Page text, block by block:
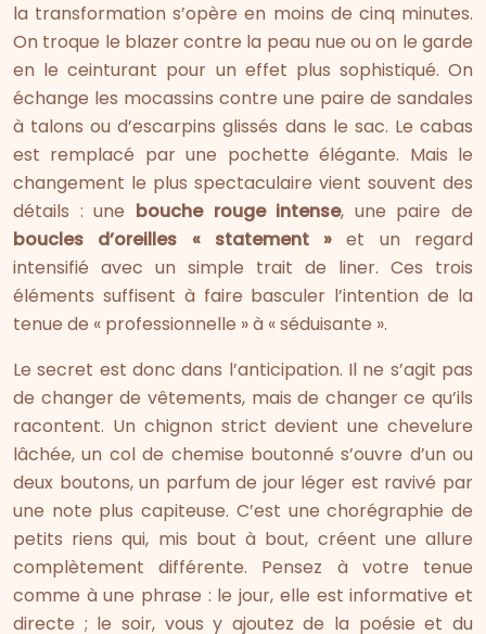
la transformation s’opère en moins de cinq minutes.
On troque le blazer contre la peau nue ou on le garde
en le ceinturant pour un effet plus sophistiqué. On
échange les mocassins contre une paire de sandales
à talons ou d’escarpins glissés dans le sac. Le cabas
est remplacé par une pochette élégante. Mais le
changement le plus spectaculaire vient souvent des
détails : une bouche rouge intense, une paire de
boucles d’oreilles « statement » et un regard
intensifié avec un simple trait de liner. Ces trois
éléments suffisent à faire basculer l’intention de la
tenue de « professionnelle » à « séduisante ».
Le secret est donc dans l’anticipation. Il ne s’agit pas
de changer de vêtements, mais de changer ce qu’ils
racontent. Un chignon strict devient une chevelure
lâchée, un col de chemise boutonné s’ouvre d’un ou
deux boutons, un parfum de jour léger est ravivé par
une note plus capiteuse. C’est une chorégraphie de
petits riens qui, mis bout à bout, créent une allure
complètement différente. Pensez à votre tenue
comme à une phrase : le jour, elle est informative et
directe ; le soir, vous y ajoutez de la poésie et du